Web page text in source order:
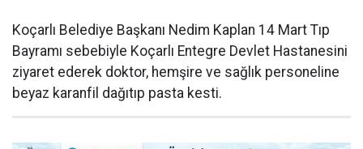
Koçarlı Belediye Başkanı Nedim Kaplan 14 Mart Tıp
Bayramı sebebiyle Koçarlı Entegre Devlet Hastanesini
ziyaret ederek doktor, hemşire ve sağlık personeline
beyaz karanfil dağıtıp pasta kesti.